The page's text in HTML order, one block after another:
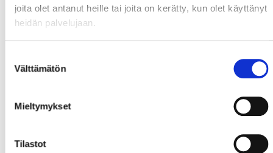
joita olet antanut heille tai joita on kerätty, kun olet käyttänyt
heidän palvelujaan.
valinta
Välttämätön
Mieltymykset
Tilastot